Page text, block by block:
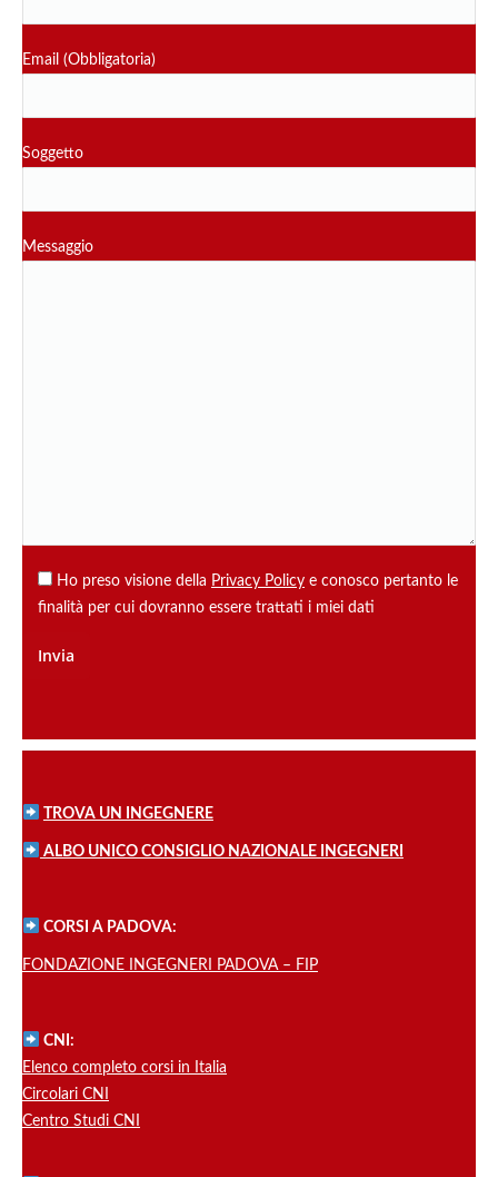
Email (Obbligatoria)
Soggetto
Messaggio
Ho preso visione della Privacy Policy e conosco pertanto le
finalità per cui dovranno essere trattati i miei dati
TROVA UN INGEGNERE
ALBO UNICO CONSIGLIO NAZIONALE INGEGNERI
CORSI A PADOVA:
FONDAZIONE INGEGNERI PADOVA – FIP
CNI:
Elenco completo corsi in Italia
Circolari CNI
Centro Studi CNI